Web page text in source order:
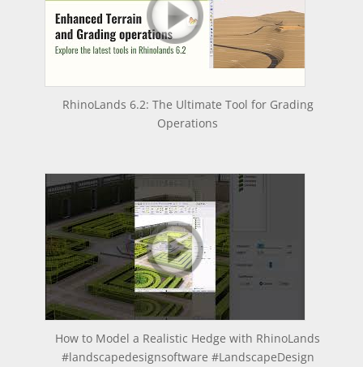
RhinoLands 6.2: The Ultimate Tool for Grading
Operations
How to Model a Realistic Hedge with RhinoLands
#landscapedesignsoftware #LandscapeDesign